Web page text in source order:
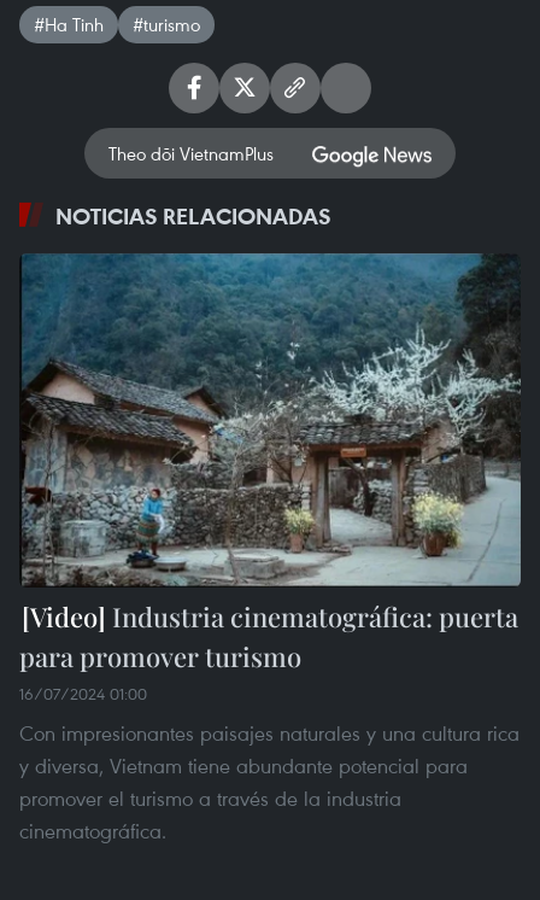
#Ha Tinh #turismo
Theo dõi VietnamPlus
NOTICIAS RELACIONADAS
Industria cinematográfica: puerta
para promover turismo
16/07/2024 01:00
Con impresionantes paisajes naturales y una cultura rica
y diversa, Vietnam tiene abundante potencial para
promover el turismo a través de la industria
cinematográfica.